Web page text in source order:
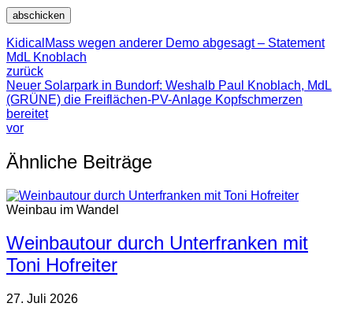
KidicalMass wegen anderer Demo abgesagt – Statement
MdL Knoblach
zurück
Neuer Solarpark in Bundorf: Weshalb Paul Knoblach, MdL
(GRÜNE) die Freiflächen-PV-Anlage Kopfschmerzen
bereitet
vor
Ähnliche Beiträge
Weinbau im Wandel
Weinbautour durch Unterfranken mit
Toni Hofreiter
27. Juli 2026